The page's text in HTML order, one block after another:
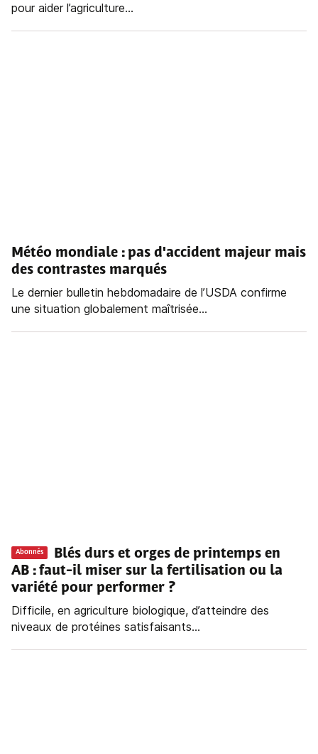
pour aider l’agriculture...
Météo mondiale : pas d'accident majeur mais
des contrastes marqués
Le dernier bulletin hebdomadaire de l’USDA confirme
une situation globalement maîtrisée...
Abonnés
Blés durs et orges de printemps en
AB : faut-il miser sur la fertilisation ou la
variété pour performer ?
Difficile, en agriculture biologique, d’atteindre des
niveaux de protéines satisfaisants...